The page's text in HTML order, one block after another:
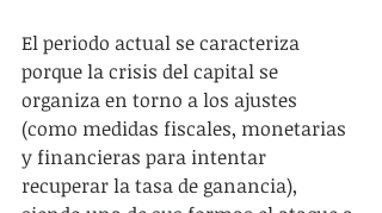
El periodo actual se caracteriza
porque la crisis del capital se
organiza en torno a los ajustes
(como medidas fiscales, monetarias
y financieras para intentar
recuperar la tasa de ganancia),